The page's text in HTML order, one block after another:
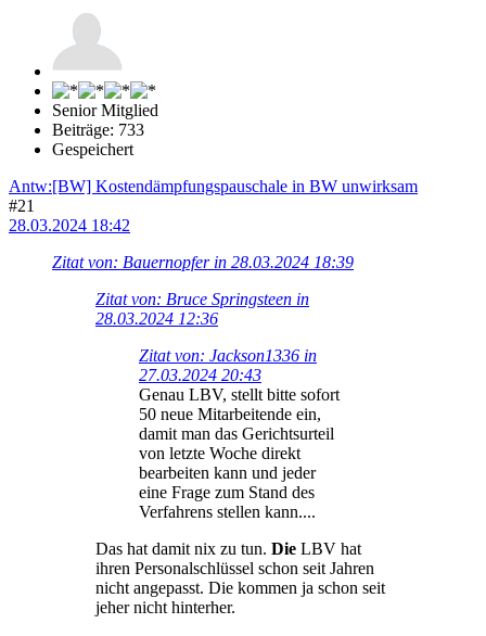
Senior Mitglied
Beiträge: 733
Gespeichert
Antw:[BW] Kostendämpfungspauschale in BW unwirksam
#21
28.03.2024 18:42
Zitat von: Bauernopfer in 28.03.2024 18:39
Zitat von: Bruce Springsteen in
28.03.2024 12:36
Zitat von: Jackson1336 in
27.03.2024 20:43
Genau LBV, stellt bitte sofort
50 neue Mitarbeitende ein,
damit man das Gerichtsurteil
von letzte Woche direkt
bearbeiten kann und jeder
eine Frage zum Stand des
Verfahrens stellen kann....
Das hat damit nix zu tun. Die LBV hat
ihren Personalschlüssel schon seit Jahren
nicht angepasst. Die kommen ja schon seit
jeher nicht hinterher.